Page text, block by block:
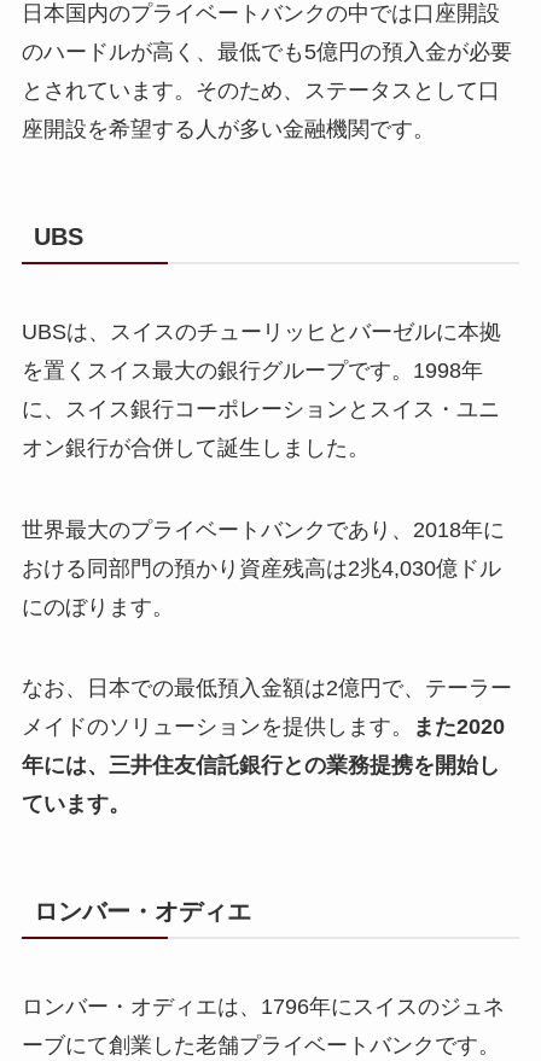
日本国内のプライベートバンクの中では口座開設
のハードルが高く、最低でも5億円の預入金が必要
とされています。そのため、ステータスとして口
座開設を希望する人が多い金融機関です。
UBS
UBSは、スイスのチューリッヒとバーゼルに本拠
を置くスイス最大の銀行グループです。1998年
に、スイス銀行コーポレーションとスイス・ユニ
オン銀行が合併して誕生しました。
世界最大のプライベートバンクであり、2018年に
おける同部門の預かり資産残高は2兆4,030億ドル
にのぼります。
なお、日本での最低預入金額は2億円で、テーラー
メイドのソリューションを提供します。
また2020
年には、三井住友信託銀行との業務提携を開始し
ています。
ロンバー・オディエ
ロンバー・オディエは、1796年にスイスのジュネ
ーブにて創業した老舗プライベートバンクです。